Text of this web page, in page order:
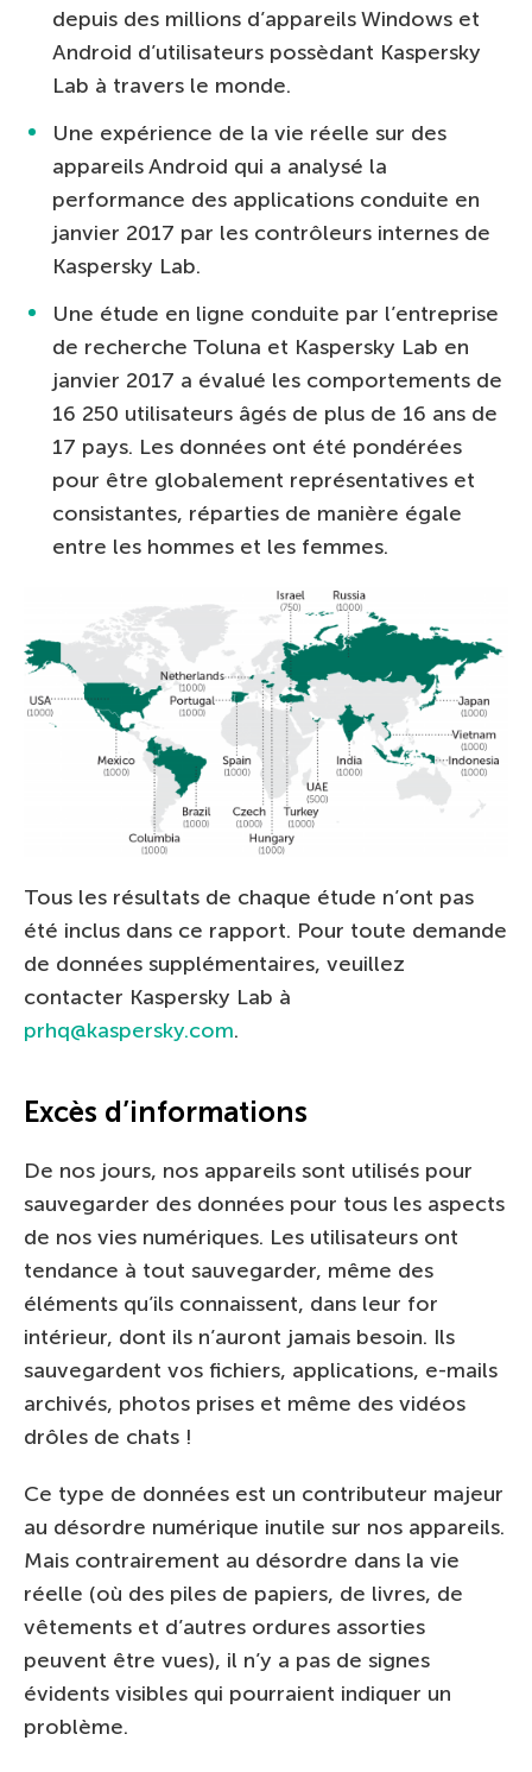
depuis des millions d’appareils Windows et
Android d’utilisateurs possèdant Kaspersky
Lab à travers le monde.
Une expérience de la vie réelle sur des
appareils Android qui a analysé la
performance des applications conduite en
janvier 2017 par les contrôleurs internes de
Kaspersky Lab.
Une étude en ligne conduite par l’entreprise
de recherche Toluna et Kaspersky Lab en
janvier 2017 a évalué les comportements de
16 250 utilisateurs âgés de plus de 16 ans de
17 pays. Les données ont été pondérées
pour être globalement représentatives et
consistantes, réparties de manière égale
entre les hommes et les femmes.
Tous les résultats de chaque étude n’ont pas
été inclus dans ce rapport. Pour toute demande
de données supplémentaires, veuillez
contacter Kaspersky Lab à
prhq@kaspersky.com.
Excès d’informations
De nos jours, nos appareils sont utilisés pour
sauvegarder des données pour tous les aspects
de nos vies numériques. Les utilisateurs ont
tendance à tout sauvegarder, même des
éléments qu’ils connaissent, dans leur for
intérieur, dont ils n’auront jamais besoin. Ils
sauvegardent vos fichiers, applications, e-mails
archivés, photos prises et même des vidéos
drôles de chats !
Ce type de données est un contributeur majeur
au désordre numérique inutile sur nos appareils.
Mais contrairement au désordre dans la vie
réelle (où des piles de papiers, de livres, de
vêtements et d’autres ordures assorties
peuvent être vues), il n’y a pas de signes
évidents visibles qui pourraient indiquer un
problème.